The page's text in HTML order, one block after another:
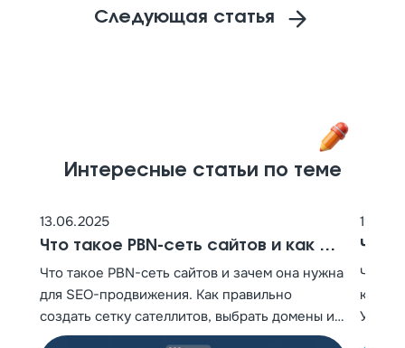
Следующая статья
Интересные статьи по теме
13.06.2025
Что такое PBN-сеть сайтов и как её
построить для эффективного SEO-
продвижения
Что такое PBN-сеть сайтов и зачем она нужна
для SEO-продвижения. Как правильно
создать сетку сателлитов, выбрать домены и
безопасно размещать ссылки для роста
Что
Что
какую